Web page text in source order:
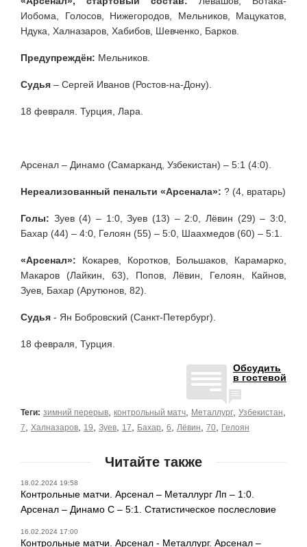
Иобома, Голосов, Нижегородов, Мельников, Мацукатов,
Ндука, Халназаров, Хабибов, Шевченко, Барков.
Предупреждён: Мельников.
Судья – Сергей Иванов (Ростов-на-Дону).
18 февраля. Турция, Лара.
Арсенал – Динамо (Самарканд, Узбекистан) – 5:1 (4:0).
Нереализованный пенальти «Арсенала»: ? (4, вратарь)
Голы: Зуев (4) – 1:0, Зуев (13) – 2:0, Лёвин (29) – 3:0,
Бахар (44) – 4:0, Гелоян (55) – 5:0, Шаахмедов (60) – 5:1.
«Арсенал»: Кокарев, Коротков, Большаков, Карамарко,
Макаров (Лайкин, 63), Попов, Лёвин, Гелоян, Кайнов,
Зуев, Бахар (Арутюнов, 82).
Судья - Ян Бобровский (Санкт-Петербург).
18 февраля, Турция.
Обсудить
в гостевой
Теги: зимний перерыв контрольный матч Металлург Узбекистан
7 Халназаров 19 Зуев 17 Бахар 6 Лёвин 70 Гелоян
Читайте также
18.02.2024 19:58
Контрольные матчи. Арсенал – Металлург Лп – 1:0.
Арсенал – Динамо С – 5:1. Статистическое послесловие
16.02.2024 17:00
Контрольные матчи. Арсенал - Металлург. Арсенал –